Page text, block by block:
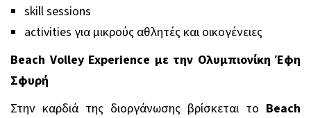
skill sessions
activities για μικρούς αθλητές και οικογένειες
Beach Volley Experience με την Ολυμπιονίκη Έφη
Σφυρή
Στην καρδιά της διοργάνωσης βρίσκεται το Beach